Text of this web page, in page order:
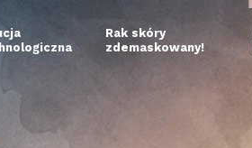
Rak skóry
zdemaskowany!